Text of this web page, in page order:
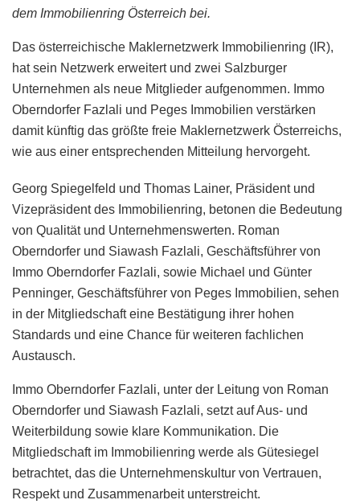
dem Immobilienring Österreich bei.
Das österreichische Maklernetzwerk Immobilienring (IR),
hat sein Netzwerk erweitert und zwei Salzburger
Unternehmen als neue Mitglieder aufgenommen. Immo
Oberndorfer Fazlali und Peges Immobilien verstärken
damit künftig das größte freie Maklernetzwerk Österreichs,
wie aus einer entsprechenden Mitteilung hervorgeht.
Georg Spiegelfeld und Thomas Lainer, Präsident und
Vizepräsident des Immobilienring, betonen die Bedeutung
von Qualität und Unternehmenswerten. Roman
Oberndorfer und Siawash Fazlali, Geschäftsführer von
Immo Oberndorfer Fazlali, sowie Michael und Günter
Penninger, Geschäftsführer von Peges Immobilien, sehen
in der Mitgliedschaft eine Bestätigung ihrer hohen
Standards und eine Chance für weiteren fachlichen
Austausch.
Immo Oberndorfer Fazlali, unter der Leitung von Roman
Oberndorfer und Siawash Fazlali, setzt auf Aus- und
Weiterbildung sowie klare Kommunikation. Die
Mitgliedschaft im Immobilienring werde als Gütesiegel
betrachtet, das die Unternehmenskultur von Vertrauen,
Respekt und Zusammenarbeit unterstreicht.